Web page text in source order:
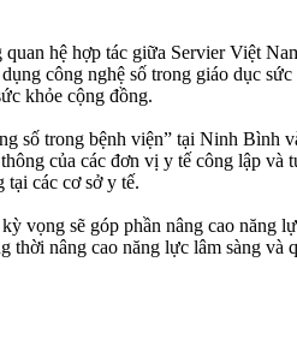
hệ hợp tác giữa Servier Việt
công nghệ số trong giáo dục
khỏe cộng đồng.
trong bệnh viện” tại Ninh Bình
của các đơn vị y tế công lập
các cơ sở y tế.
sẽ góp phần nâng cao năng
nâng cao năng lực lâm sàng và